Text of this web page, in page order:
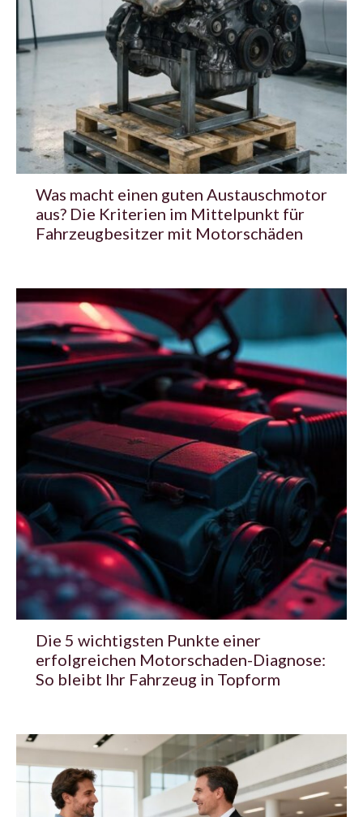
Was macht einen guten Austauschmotor
aus? Die Kriterien im Mittelpunkt für
Fahrzeugbesitzer mit Motorschäden
Die 5 wichtigsten Punkte einer
erfolgreichen Motorschaden-Diagnose:
So bleibt Ihr Fahrzeug in Topform